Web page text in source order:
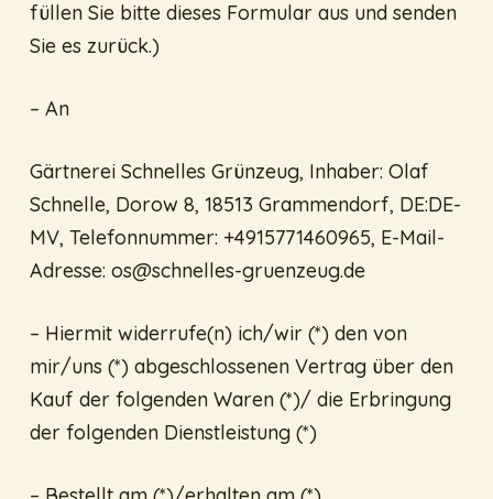
füllen Sie bitte dieses Formular aus und senden
Sie es zurück.)
– An
Gärtnerei Schnelles Grünzeug, Inhaber: Olaf
Schnelle, Dorow 8, 18513 Grammendorf, DE:DE-
MV, Telefonnummer: +4915771460965, E-Mail-
Adresse: os@schnelles-gruenzeug.de
– Hiermit widerrufe(n) ich/wir (*) den von
mir/uns (*) abgeschlossenen Vertrag über den
Kauf der folgenden Waren (*)/ die Erbringung
der folgenden Dienstleistung (*)